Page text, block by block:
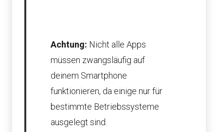
Achtung: Nicht alle Apps
müssen zwangsläufig auf
deinem Smartphone
funktionieren, da einige nur für
bestimmte Betriebssysteme
ausgelegt sind.